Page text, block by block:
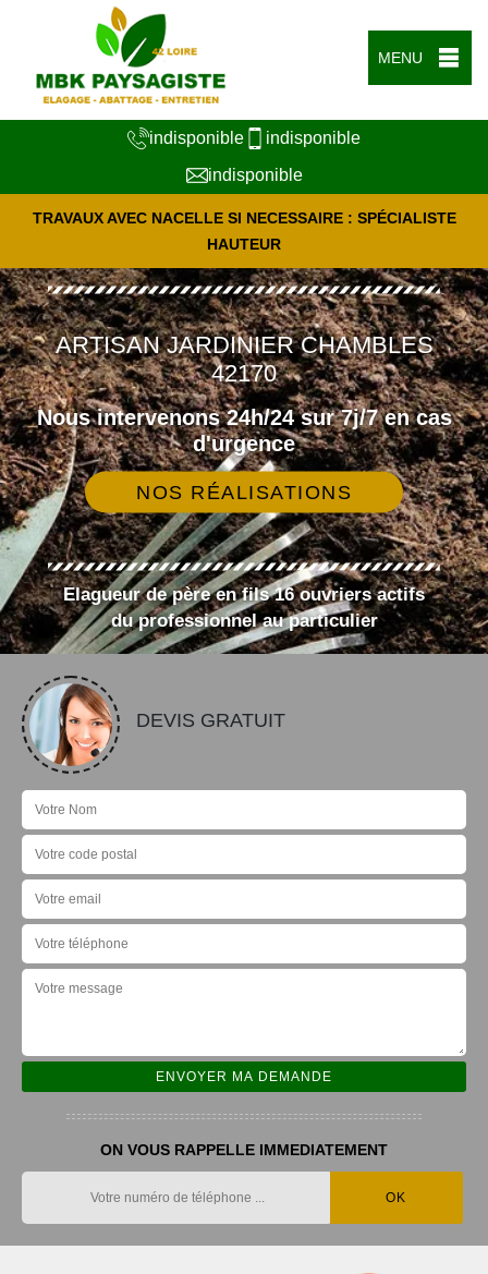
MENU
indisponible
indisponible
indisponible
TRAVAUX AVEC NACELLE SI NECESSAIRE : SPÉCIALISTE
HAUTEUR
ARTISAN JARDINIER CHAMBLES
42170
Nous intervenons 24h/24 sur 7j/7 en cas
d'urgence
NOS RÉALISATIONS
Elagueur de père en fils 16 ouvriers actifs
du professionnel au particulier
DEVIS GRATUIT
ON VOUS RAPPELLE IMMEDIATEMENT